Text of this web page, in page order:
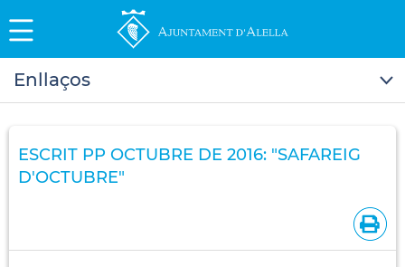
Enllaços
ESCRIT PP OCTUBRE DE 2016: "SAFAREIG
D'OCTUBRE"